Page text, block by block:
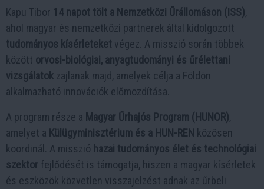
Kapu Tibor 14 napot tölt a Nemzetközi Űrállomáson (ISS),
ahol magyar és nemzetközi partnerek által kidolgozott
tudományos kísérleteket végez. A misszió során többek
között orvosi-biológiai, anyagtudományi és űrélettani
vizsgálatok zajlanak majd, amelyek célja a Földön
alkalmazható innovációk előmozdítása.
A program része a Magyar Űrhajós Program (HUNOR),
amelyet a Külügyminisztérium és a HUN-REN közösen
koordinál. A misszió hazai tudományos élet és technológiai
szektor fejlődését is támogatja, hiszen a magyar kísérletek
és eszközök közvetlen visszajelzést adnak az űrbeli